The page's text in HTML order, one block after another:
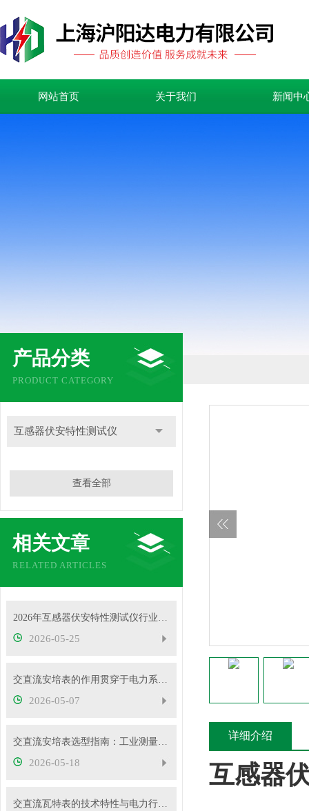
网站首页 关于我们 新闻中
产品分类
PRODUCT CATEGORY
互感器伏安特性测试仪
查看全部
相关文章
RELATED ARTICLES
2026年互感器伏安特性测试仪行业发展概况
2026-05-25
交直流安培表的作用贯穿于电力系统的方方面面
2026-05-07
交直流安培表选型指南：工业测量如何选对型号
2026-05-18
交直流瓦特表的技术特性与电力行业应用实践
详细介绍
互感器